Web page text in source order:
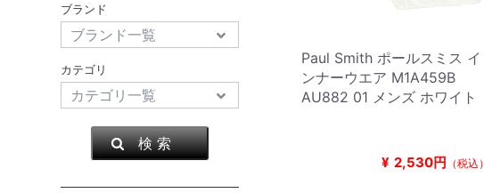
ブランド
カテゴリ
検 索
Paul Smith ポールスミス イ
ンナーウエア M1A459B
AU882 01 メンズ ホワイト
¥ 2,530円 （税込）